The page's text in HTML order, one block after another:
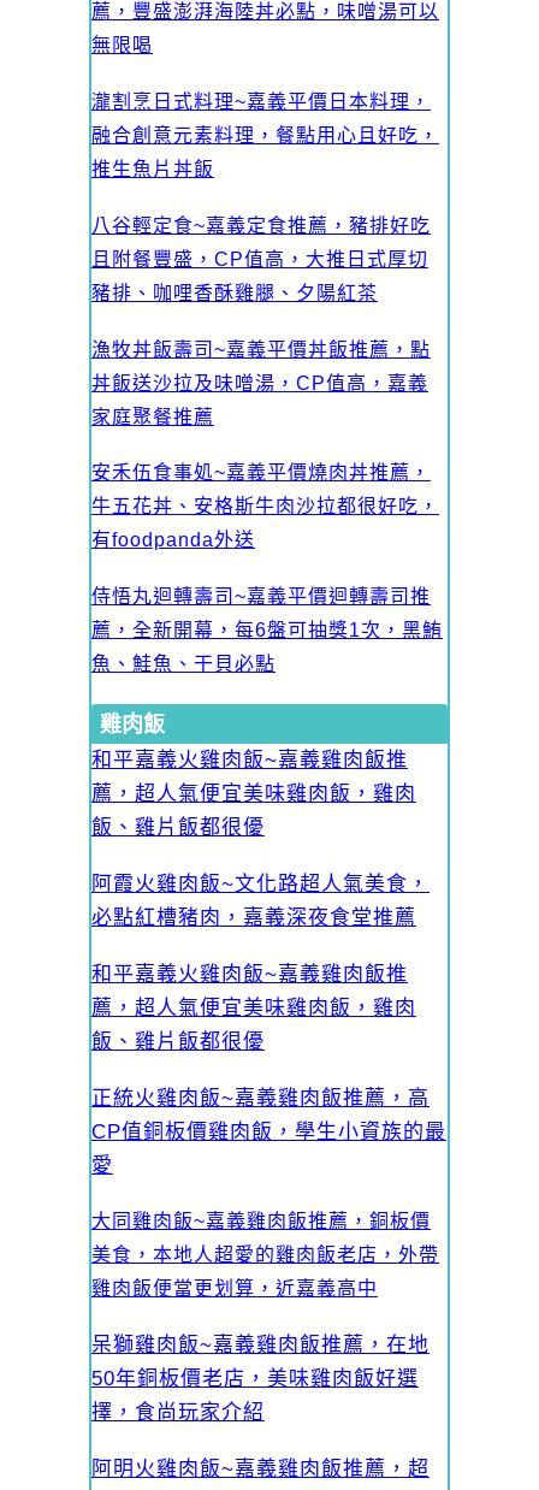
薦，豐盛澎湃海陸丼必點，味噌湯可以
無限喝
瀧割烹日式料理~嘉義平價日本料理，
融合創意元素料理，餐點用心且好吃，
推生魚片丼飯
八谷輕定食~嘉義定食推薦，豬排好吃
且附餐豐盛，CP值高，大推日式厚切
豬排、咖哩香酥雞腿、夕陽紅茶
漁牧丼飯壽司~嘉義平價丼飯推薦，點
丼飯送沙拉及味噌湯，CP值高，嘉義
家庭聚餐推薦
安禾伍食事処~嘉義平價燒肉丼推薦，
牛五花丼、安格斯牛肉沙拉都很好吃，
有foodpanda外送
侍悟丸迴轉壽司~嘉義平價迴轉壽司推
薦，全新開幕，每6盤可抽獎1次，黑鮪
魚、鮭魚、干貝必點
雞肉飯
和平嘉義火雞肉飯~嘉義雞肉飯推
薦，超人氣便宜美味雞肉飯，雞肉
飯、雞片飯都很優
阿霞火雞肉飯~文化路超人氣美食，
必點紅槽豬肉，嘉義深夜食堂推薦
和平嘉義火雞肉飯~嘉義雞肉飯推
薦，超人氣便宜美味雞肉飯，雞肉
飯、雞片飯都很優
正統火雞肉飯~嘉義雞肉飯推薦，高
CP值銅板價雞肉飯，學生小資族的最
愛
大同雞肉飯~嘉義雞肉飯推薦，銅板價
美食，本地人超愛的雞肉飯老店，外帶
雞肉飯便當更划算，近嘉義高中
呆獅雞肉飯~嘉義雞肉飯推薦，在地
50年銅板價老店，美味雞肉飯好選
擇，食尚玩家介紹
阿明火雞肉飯~嘉義雞肉飯推薦，超